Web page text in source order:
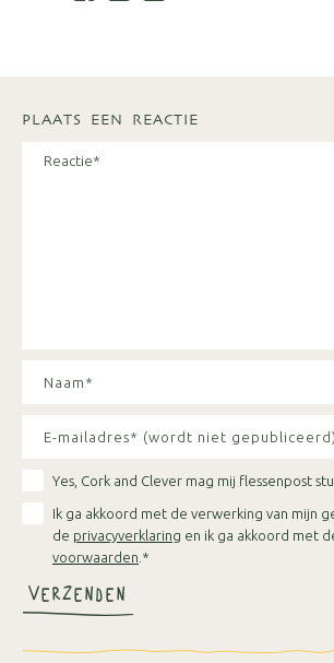
PLAATS EEN REACTIE
Yes, Cork and Clever mag mij flessenpost
Ik ga akkoord met de verwerking van mijn
de privacyverklaring en ik ga akkoord met
voorwaarden .*
VERZENDEN